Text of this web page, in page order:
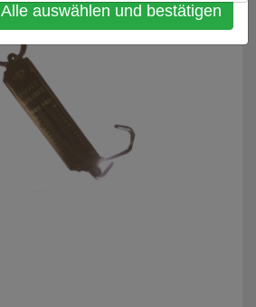
Alle auswählen und bestätigen